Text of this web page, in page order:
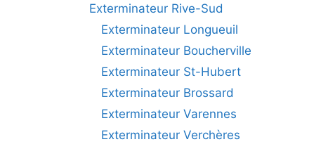
Exterminateur Rive-Sud
Exterminateur Longueuil
Exterminateur Boucherville
Exterminateur St-Hubert
Exterminateur Brossard
Exterminateur Varennes
Exterminateur Verchères